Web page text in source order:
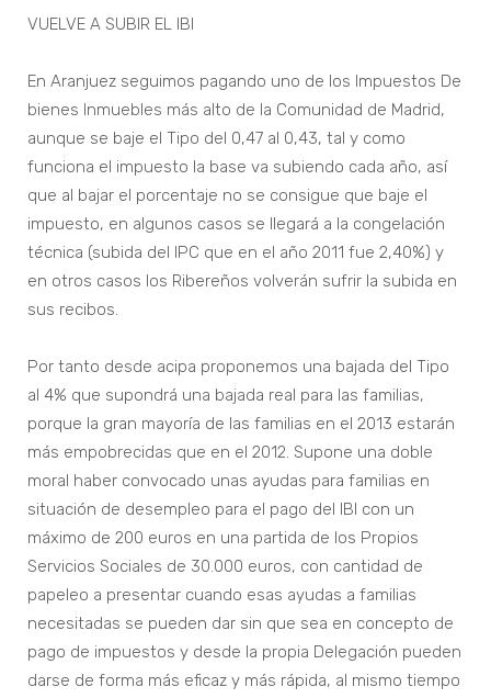
VUELVE A SUBIR EL IBI
En Aranjuez seguimos pagando uno de los Impuestos De
bienes Inmuebles más alto de la Comunidad de Madrid,
aunque se baje el Tipo del 0,47 al 0,43, tal y como
funciona el impuesto la base va subiendo cada año, así
que al bajar el porcentaje no se consigue que baje el
impuesto, en algunos casos se llegará a la congelación
técnica (subida del IPC que en el año 2011 fue 2,40%) y
en otros casos los Ribereños volverán sufrir la subida en
sus recibos.
Por tanto desde acipa proponemos una bajada del Tipo
al 4% que supondrá una bajada real para las familias,
porque la gran mayoría de las familias en el 2013 estarán
más empobrecidas que en el 2012. Supone una doble
moral haber convocado unas ayudas para familias en
situación de desempleo para el pago del IBI con un
máximo de 200 euros en una partida de los Propios
Servicios Sociales de 30.000 euros, con cantidad de
papeleo a presentar cuando esas ayudas a familias
necesitadas se pueden dar sin que sea en concepto de
pago de impuestos y desde la propia Delegación pueden
darse de forma más eficaz y más rápida, al mismo tiempo